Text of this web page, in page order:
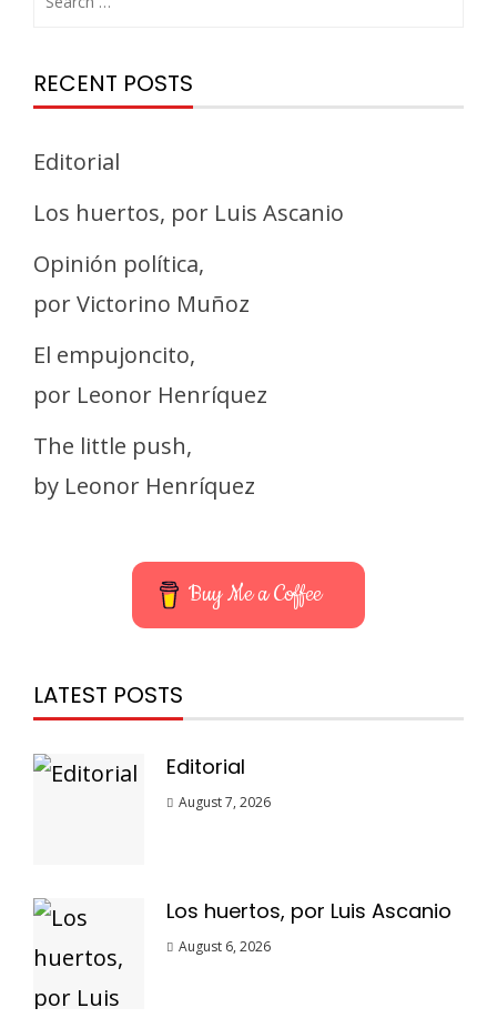
RECENT POSTS
Editorial
Los huertos, por Luis Ascanio
Opinión política,
por Victorino Muñoz
El empujoncito,
por Leonor Henríquez
The little push,
by Leonor Henríquez
Buy Me a Coffee
LATEST POSTS
Editorial
August 7, 2026
Los huertos, por Luis Ascanio
August 6, 2026